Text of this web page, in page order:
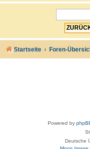
Startseite Foren-
Powered by
Deutsche